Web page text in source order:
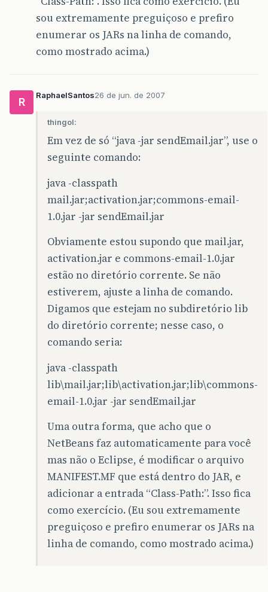
sou extremamente preguiçoso e prefiro
enumerar os JARs na linha de comando,
como mostrado acima.)
R
RaphaelSantos26 de jun. de 2007
thingol:
Em vez de só “java -jar sendEmail.jar”, use o
seguinte comando:
java -classpath
mail.jar;activation.jar;commons-email-
1.0.jar -jar sendEmail.jar
Obviamente estou supondo que mail.jar,
activation.jar e commons-email-1.0.jar
estão no diretório corrente. Se não
estiverem, ajuste a linha de comando.
Digamos que estejam no subdiretório lib
do diretório corrente; nesse caso, o
comando seria:
java -classpath
lib\mail.jar;lib\activation.jar;lib\commons-
email-1.0.jar -jar sendEmail.jar
Uma outra forma, que acho que o
NetBeans faz automaticamente para você
mas não o Eclipse, é modificar o arquivo
MANIFEST.MF que está dentro do JAR, e
adicionar a entrada “Class-Path:”. Isso fica
como exercício. (Eu sou extremamente
preguiçoso e prefiro enumerar os JARs na
linha de comando, como mostrado acima.)